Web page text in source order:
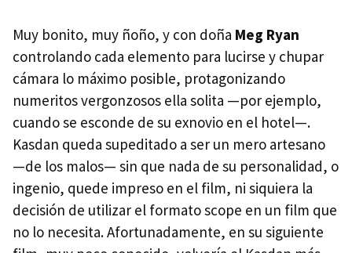
Muy bonito, muy ñoño, y con doña Meg Ryan
controlando cada elemento para lucirse y chupar
cámara lo máximo posible, protagonizando
numeritos vergonzosos ella solita —por ejemplo,
cuando se esconde de su exnovio en el hotel—.
Kasdan queda supeditado a ser un mero artesano
—de los malos— sin que nada de su personalidad, o
ingenio, quede impreso en el film, ni siquiera la
decisión de utilizar el formato scope en un film que
no lo necesita. Afortunadamente, en su siguiente